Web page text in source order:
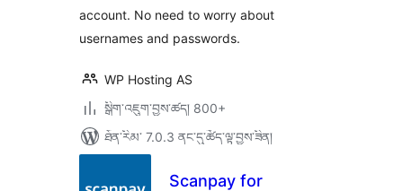
account. No need to worry about
usernames and passwords.
WP Hosting AS
སྒྲིག་འཇུག་བྱས་ཚད། 800+
ཐོན་རིམ་ 7.0.3 ནང་དུ་ཚོད་ལྟ་བྱས་ཟིན།
Scanpay for